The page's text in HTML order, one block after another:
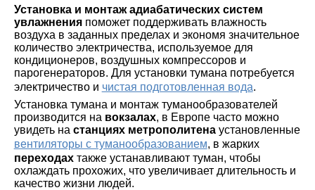
Установка и монтаж адиабатических систем
увлажненияпоможет поддерживать влажность
воздуха в заданных пределах и экономя значительное
количество электричества, используемое для
кондиционеров, воздушных компрессоров и
парогенераторов. Для установки тумана потребуется
электричество и чистая подготовленная вода.
Установка тумана и монтаж туманообразователей
производится на вокзалах, в Европе часто можно
увидеть на станциях метрополитена установленные
вентиляторы с туманообразованием, в жарких
переходахтакже устанавливают туман, чтобы
охлаждать прохожих, что увеличивает длительность и
качество жизни людей.